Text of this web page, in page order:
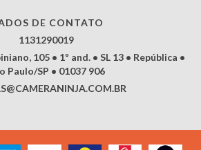
DE CONTATO
1131290019
105 • 1º and. • SL 13 • República •
Paulo/SP • 01037 906